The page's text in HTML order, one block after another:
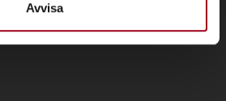
Avvisa